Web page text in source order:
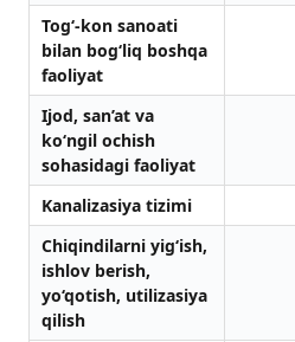
Tog‘-kon sanoati
bilan bog‘liq boshqa
faoliyat
Ijod, san’at va
ko‘ngil ochish
sohasidagi faoliyat
Kanalizasiya tizimi
Chiqindilarni yig‘ish,
ishlov berish,
yo‘qotish, utilizasiya
qilish